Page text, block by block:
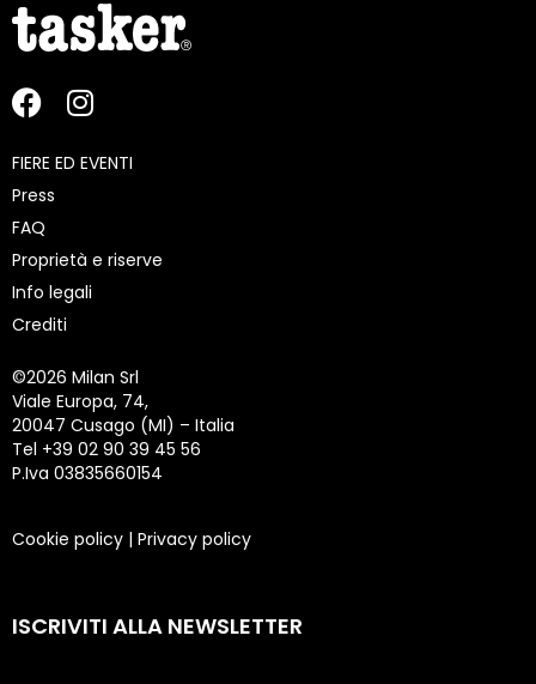
FIERE ED EVENTI
Press
FAQ
Proprietà e riserve
Info legali
Crediti
©2026 Milan Srl
Viale Europa, 74,
20047 Cusago (MI) – Italia
Tel +39 02 90 39 45 56
P.Iva 03835660154
Cookie policy | Privacy policy
ISCRIVITI ALLA NEWSLETTER